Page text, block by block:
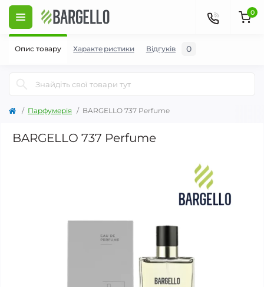
0
Парфумерія BARGELLO 737 Perfume
BARGELLO 737 Perfume
Опис товару Характеристики Відгуків 0